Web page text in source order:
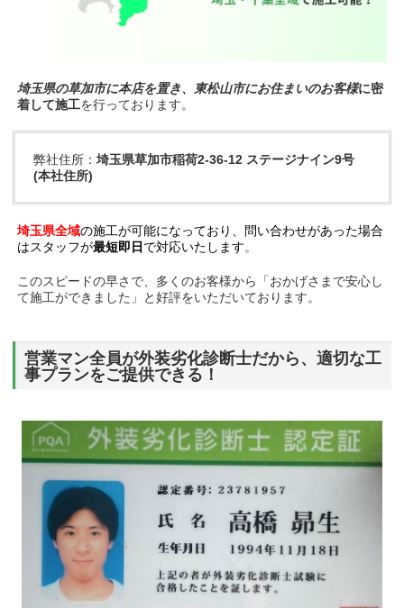
埼玉県の草加市に本店を置き、東松山市にお住まいのお客様に密
着して施工を行っております。
弊社住所：埼玉県草加市稲荷2-36-12 ステージナイン9号
(本社住所)
埼玉県全域の施工が可能になっており、問い合わせがあった場合
はスタッフが最短即日 で対応いたします。
このスピードの早さで、多くのお客様から「おかげさまで安心し
て施工ができました」と好評をいただいております。
営業マン全員が外装劣化診断士だから、適切な工
事プランをご提供できる！